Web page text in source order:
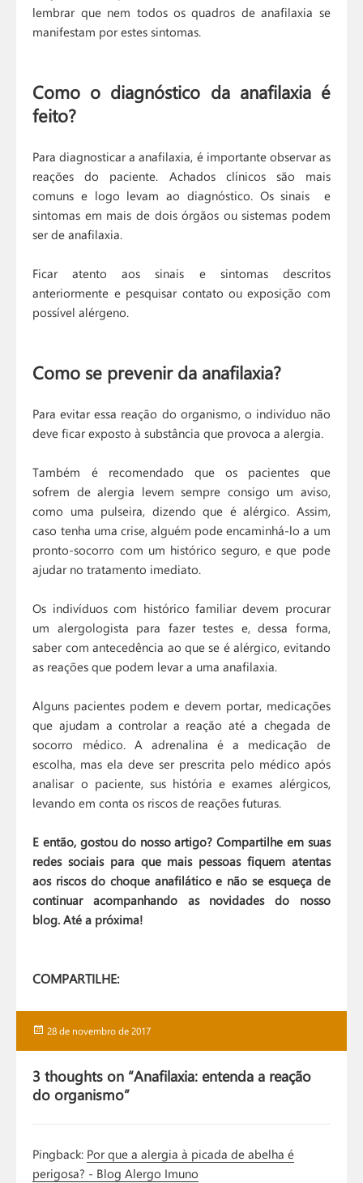
lembrar que nem todos os quadros de anafilaxia se
manifestam por estes sintomas.
Como o diagnóstico da anafilaxia é
feito?
Para diagnosticar a anafilaxia, é importante observar as
reações do paciente. Achados clínicos são mais
comuns e logo levam ao diagnóstico. Os sinais e
sintomas em mais de dois órgãos ou sistemas podem
ser de anafilaxia.
Ficar atento aos sinais e sintomas descritos
anteriormente e pesquisar contato ou exposição com
possível alérgeno.
Como se prevenir da anafilaxia?
Para evitar essa reação do organismo, o indivíduo não
deve ficar exposto à substância que provoca a alergia.
Também é recomendado que os pacientes que
sofrem de alergia levem sempre consigo um aviso,
como uma pulseira, dizendo que é alérgico. Assim,
caso tenha uma crise, alguém pode encaminhá-lo a um
pronto-socorro com um histórico seguro, e que pode
ajudar no tratamento imediato.
Os indivíduos com histórico familiar devem procurar
um alergologista para fazer testes e, dessa forma,
saber com antecedência ao que se é alérgico, evitando
as reações que podem levar a uma anafilaxia.
Alguns pacientes podem e devem portar, medicações
que ajudam a controlar a reação até a chegada de
socorro médico. A adrenalina é a medicação de
escolha, mas ela deve ser prescrita pelo médico após
analisar o paciente, sus história e exames alérgicos,
levando em conta os riscos de reações futuras.
E então, gostou do nosso artigo? Compartilhe em suas
redes sociais para que mais pessoas fiquem atentas
aos riscos do choque anafilático e não se esqueça de
continuar acompanhando as novidades do nosso
blog. Até a próxima!
COMPARTILHE:
Publicado
28 de novembro de 2017
3 thoughts on “Anafilaxia: entenda a reação
do organismo”
Pingback: Por que a alergia à picada de abelha é
perigosa? - Blog Alergo Imuno